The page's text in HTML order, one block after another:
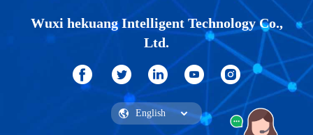
Wuxi hekuang Intelligent Technology Co.,
Ltd.